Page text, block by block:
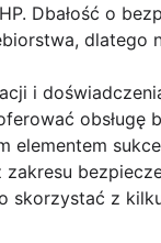
Dbałość o
dlatego
i
elementem
skorzystać z